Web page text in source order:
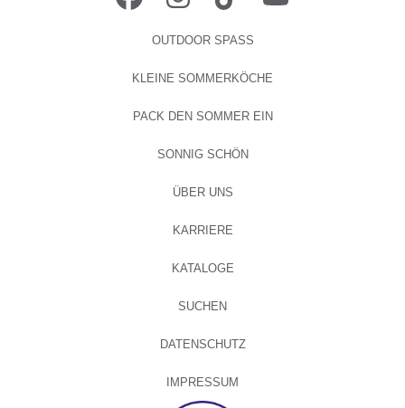
OUTDOOR SPASS
KLEINE SOMMERKÖCHE
PACK DEN SOMMER EIN
SONNIG SCHÖN
ÜBER UNS
KARRIERE
KATALOGE
SUCHEN
DATENSCHUTZ
IMPRESSUM